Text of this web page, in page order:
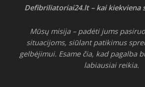
Defibriliatoriai24.lt – kai kiekviena
Mūsų misija – padėti jums
situacijoms, siūlant patikimus
gelbėjimui. Esame čia, kad pagalba
labiausiai reikia.